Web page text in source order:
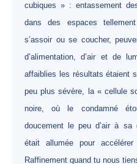
cubiques » : entassement
dans des espaces
s’assoir ou se coucher,
d’alimentation, d’air et de
affaiblies les résultats étaient
peu plus sévère, la « cellule
noire, où le condamné
doucement le peu d’air à sa
était allumée pour
Raffinement quand tu nous